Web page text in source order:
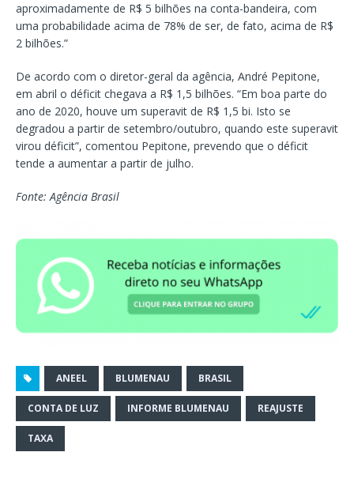
aproximadamente de R$ 5 bilhões na conta-bandeira, com
uma probabilidade acima de 78% de ser, de fato, acima de R$
2 bilhões.”
De acordo com o diretor-geral da agência, André Pepitone,
em abril o déficit chegava a R$ 1,5 bilhões. “Em boa parte do
ano de 2020, houve um superavit de R$ 1,5 bi. Isto se
degradou a partir de setembro/outubro, quando este superavit
virou déficit”, comentou Pepitone, prevendo que o déficit
tende a aumentar a partir de julho.
Fonte: Agência Brasil
ANEEL BLUMENAU BRASIL
CONTA DE LUZ INFORME BLUMENAU REAJUSTE
TAXA